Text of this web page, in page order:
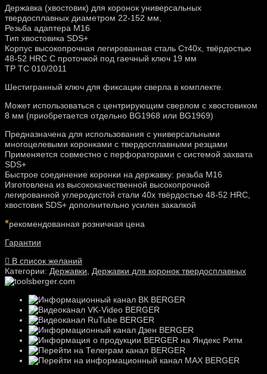
Державка (хвостовик) для коронок универсальных
твердосплавных диаметром 22-152 мм,
Резьба адаптера М16
Тип хвостовика SDS+
Корпус высокопрочная легированная сталь Ст40х, твёрдостью
48-52 HRC С проточкой под гаечный ключ 19 мм
ТР ТС 010/2011
Шестигранный ключ для фиксации сверла в комплекте.
Может использоваться с центрирующим сверлом с хвостовиком
8 мм (приобретается отдельно BG1968 или BG1969)
Предназначена для использования с универсальными
многоцелевыми коронками с твердосплавными резцами
Применяется совместно с перфораторами с системой захвата
SDS+
Быстрое соединение коронки на державку: резьба М16
Изготовлена из высококачественной высокопрочной
легированной углеродистой стали 40х твёрдостью 48-52 HRC,
хвостовик SDS+ дополнительно усилен закалкой
*рекомендованная розничная цена
Гарантии
В список желаний
Категории: Державки Державки для коронок твердосплавных